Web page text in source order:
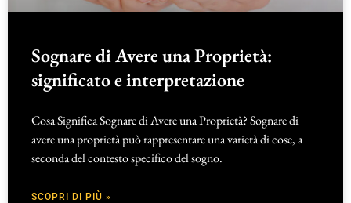
Sognare di Avere una Proprietà:
significato e interpretazione
Cosa Significa Sognare di Avere una Proprietà? Sognare di
avere una proprietà può rappresentare una varietà di cose, a
seconda del contesto specifico del sogno.
SCOPRI DI PIÙ »